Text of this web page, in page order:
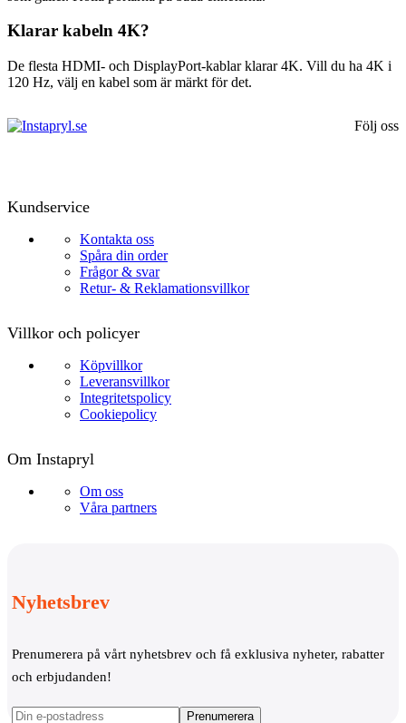
Klarar kabeln 4K?
De flesta HDMI- och DisplayPort-kablar klarar 4K. Vill du ha 4K i
120 Hz, välj en kabel som är märkt för det.
Följ oss
Kundservice
Kontakta oss
Spåra din order
Frågor & svar
Retur- & Reklamationsvillkor
Villkor och policyer
Köpvillkor
Leveransvillkor
Integritetspolicy
Cookiepolicy
Om Instapryl
Om oss
Våra partners
Nyhetsbrev
Prenumerera på vårt nyhetsbrev och få exklusiva nyheter, rabatter
och erbjudanden!